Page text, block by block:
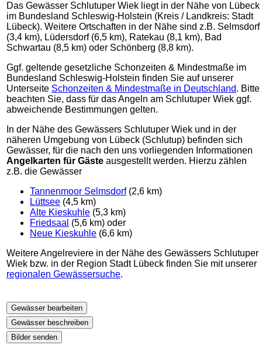
Das Gewässer Schlutuper Wiek liegt in der Nähe von Lübeck
im Bundesland Schleswig-Holstein (Kreis / Landkreis: Stadt
Lübeck). Weitere Ortschaften in der Nähe sind z.B. Selmsdorf
(3,4 km), Lüdersdorf (6,5 km), Ratekau (8,1 km), Bad
Schwartau (8,5 km) oder Schönberg (8,8 km).
Ggf. geltende gesetzliche Schonzeiten & Mindestmaße im
Bundesland Schleswig-Holstein finden Sie auf unserer
Unterseite Schonzeiten & Mindestmaße in Deutschland. Bitte
beachten Sie, dass für das Angeln am Schlutuper Wiek ggf.
abweichende Bestimmungen gelten.
In der Nähe des Gewässers Schlutuper Wiek und in der
näheren Umgebung von Lübeck (Schlutup) befinden sich
Gewässer, für die nach den uns vorliegenden Informationen
Angelkarten für Gäste ausgestellt werden. Hierzu zählen
z.B. die Gewässer
Tannenmoor Selmsdorf(2,6 km)
Lüttsee (4,5 km)
Alte Kieskuhle (5,3 km)
Friedsaal (5,6 km) oder
Neue Kieskuhle (6,6 km)
Weitere Angelreviere in der Nähe des Gewässers Schlutuper
Wiek bzw. in der Region Stadt Lübeck finden Sie mit unserer
regionalen Gewässersuche.
Gewässer bearbeiten
Gewässer beschreiben
Bilder senden